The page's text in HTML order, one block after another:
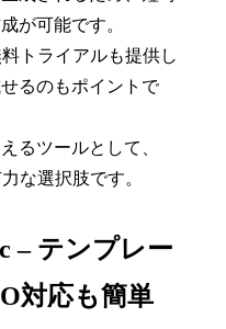
が可能です。
トライアルも提供し
るのもポイントで
るツールとして、
な選択肢です。
– テンプレー
対応も簡単